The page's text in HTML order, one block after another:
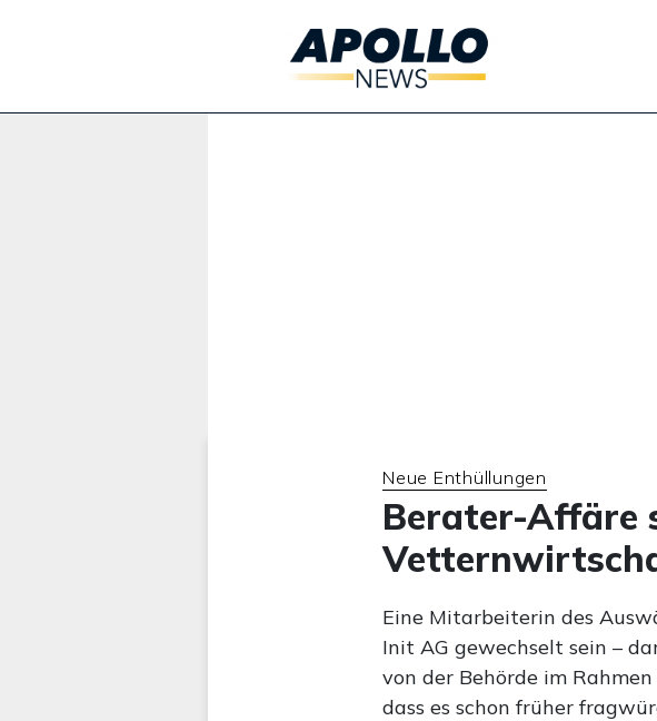
Neue Enthüllungen
Berater-Affäre
Eine Mitarbeiterin des
Init AG gewechselt sein –
von der Behörde im Rahmen
dass es schon früher